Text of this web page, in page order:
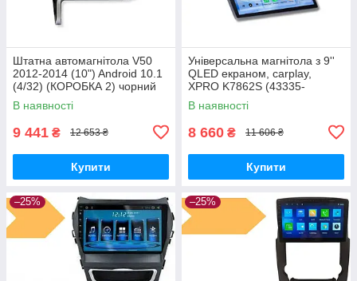
Штатна автомагнітола V50
2012-2014 (10") Android 10.1
(4/32) (КОРОБКА 2) чорний
(MER-14129_5615)
В наявності
9 441 ₴ 12 653 ₴
Купити
Універсальна магнітола з 9''
QLED екраном, carplay,
XPRO K7862S (43335-
K7862S- 9''_7596)
В наявності
8 660 ₴ 11 606 ₴
Купити
–25% –25%